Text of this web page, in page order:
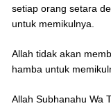
setiap orang setara
untuk memikulnya.
Allah tidak akan
hamba untuk
Allah Subhanahu Wa